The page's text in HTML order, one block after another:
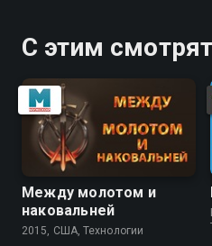
С этим смотрят
Между молотом и
наковальней
2015, США, Технологии